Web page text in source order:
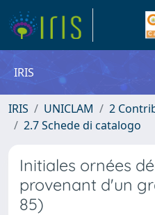
IRIS
IRIS UNICLAM
2
2.7 Schede di catalogo
Initiales ornées
provenant d'un
85)